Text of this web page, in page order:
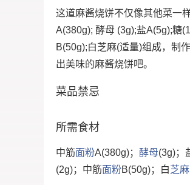
这道麻酱烧饼不仅像其他菜一
A(380g); 酵母 (3g);盐A(5g);糖
B(50g);白芝麻(适量)组成，制
出美味的麻酱烧饼吧。
菜品禁忌
所需食材
中筋面粉A(380g)； 酵母(3g)；
(2g)；中筋面粉B(50g)；白芝麻